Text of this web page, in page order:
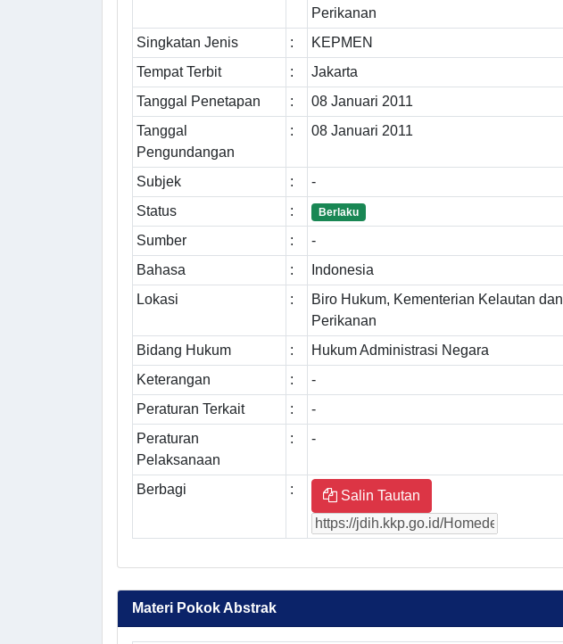
Perikanan
Singkatan Jenis
:
KEPMEN
Tempat Terbit
:
Jakarta
Tanggal Penetapan
:
08 Januari 2011
Tanggal
Pengundangan
: 08 Januari 2011
Subjek :
-
Status
: Berlaku
Sumber :
-
Bahasa
:
Indonesia
Lokasi
:
Biro Hukum, Kementerian Kelautan dan
Perikanan
Bidang Hukum
:
Hukum Administrasi Negara
Keterangan
:
-
Peraturan Terkait
:
-
Peraturan
Pelaksanaan
: -
Berbagi : Salin Tautan
Materi Pokok Abstrak